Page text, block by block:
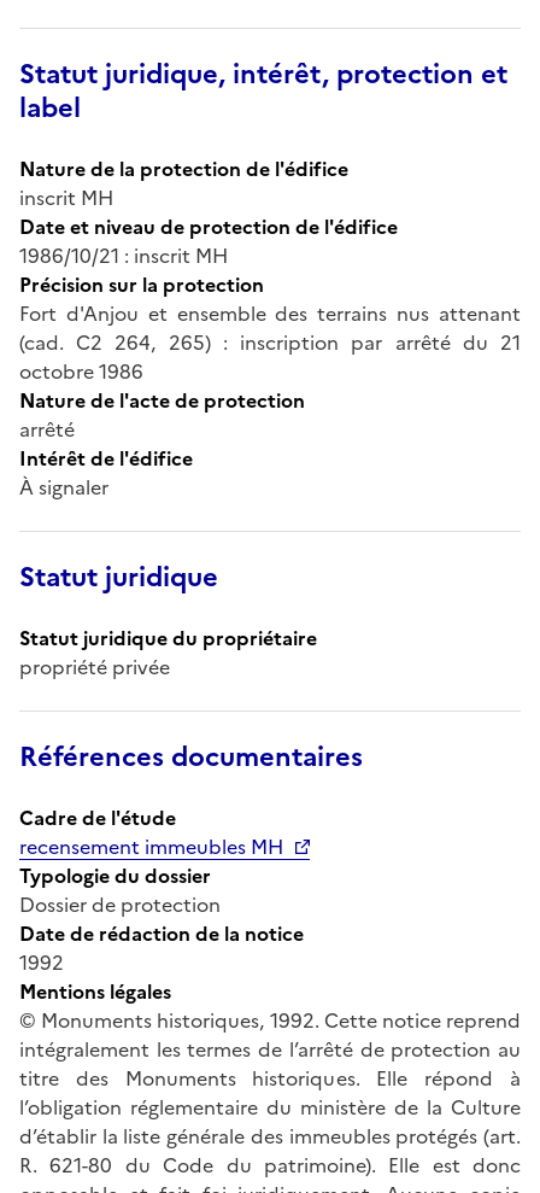
Statut juridique, intérêt, protection et
label
Nature de la protection de l'édifice
inscrit MH
Date et niveau de protection de l'édifice
1986/10/21 : inscrit MH
Précision sur la protection
Fort d'Anjou et ensemble des terrains nus attenant
(cad. C2 264, 265) : inscription par arrêté du 21
octobre 1986
Nature de l'acte de protection
arrêté
Intérêt de l'édifice
À signaler
Statut juridique
Statut juridique du propriétaire
propriété privée
Références documentaires
Cadre de l'étude
recensement immeubles MH
Typologie du dossier
Dossier de protection
Date de rédaction de la notice
1992
Mentions légales
© Monuments historiques, 1992. Cette notice reprend
intégralement les termes de l’arrêté de protection au
titre des Monuments historiques. Elle répond à
l’obligation réglementaire du ministère de la Culture
d’établir la liste générale des immeubles protégés (art.
R. 621-80 du Code du patrimoine). Elle est donc